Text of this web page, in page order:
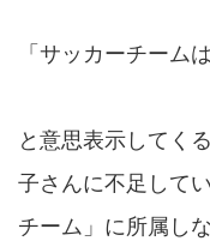
「サッカーチーム
と意思表示してく
子さんに不足して
チーム」に所属し